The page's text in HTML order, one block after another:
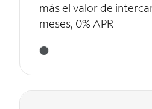
más el valor de
meses, 0% APR